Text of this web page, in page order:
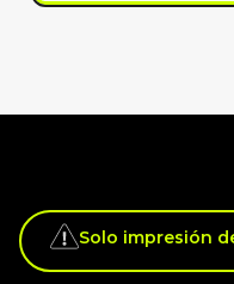
Solo impresión